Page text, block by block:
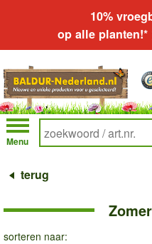
10%
op alle planten!*
Menu
terug
sorteren naar: